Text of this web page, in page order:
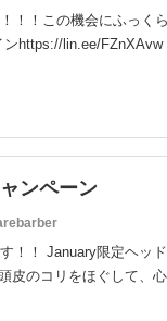
！！この機会にふっく
https://lin.ee/
ンペーン
！！ January限定ヘッ
皮のコリをほぐして、